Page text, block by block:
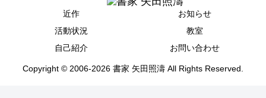
近作
お知らせ
活動状況
教室
自己紹介
お問い合わせ
Copyright © 2006-2026 書家 矢田照濤 All Rights Reserved.